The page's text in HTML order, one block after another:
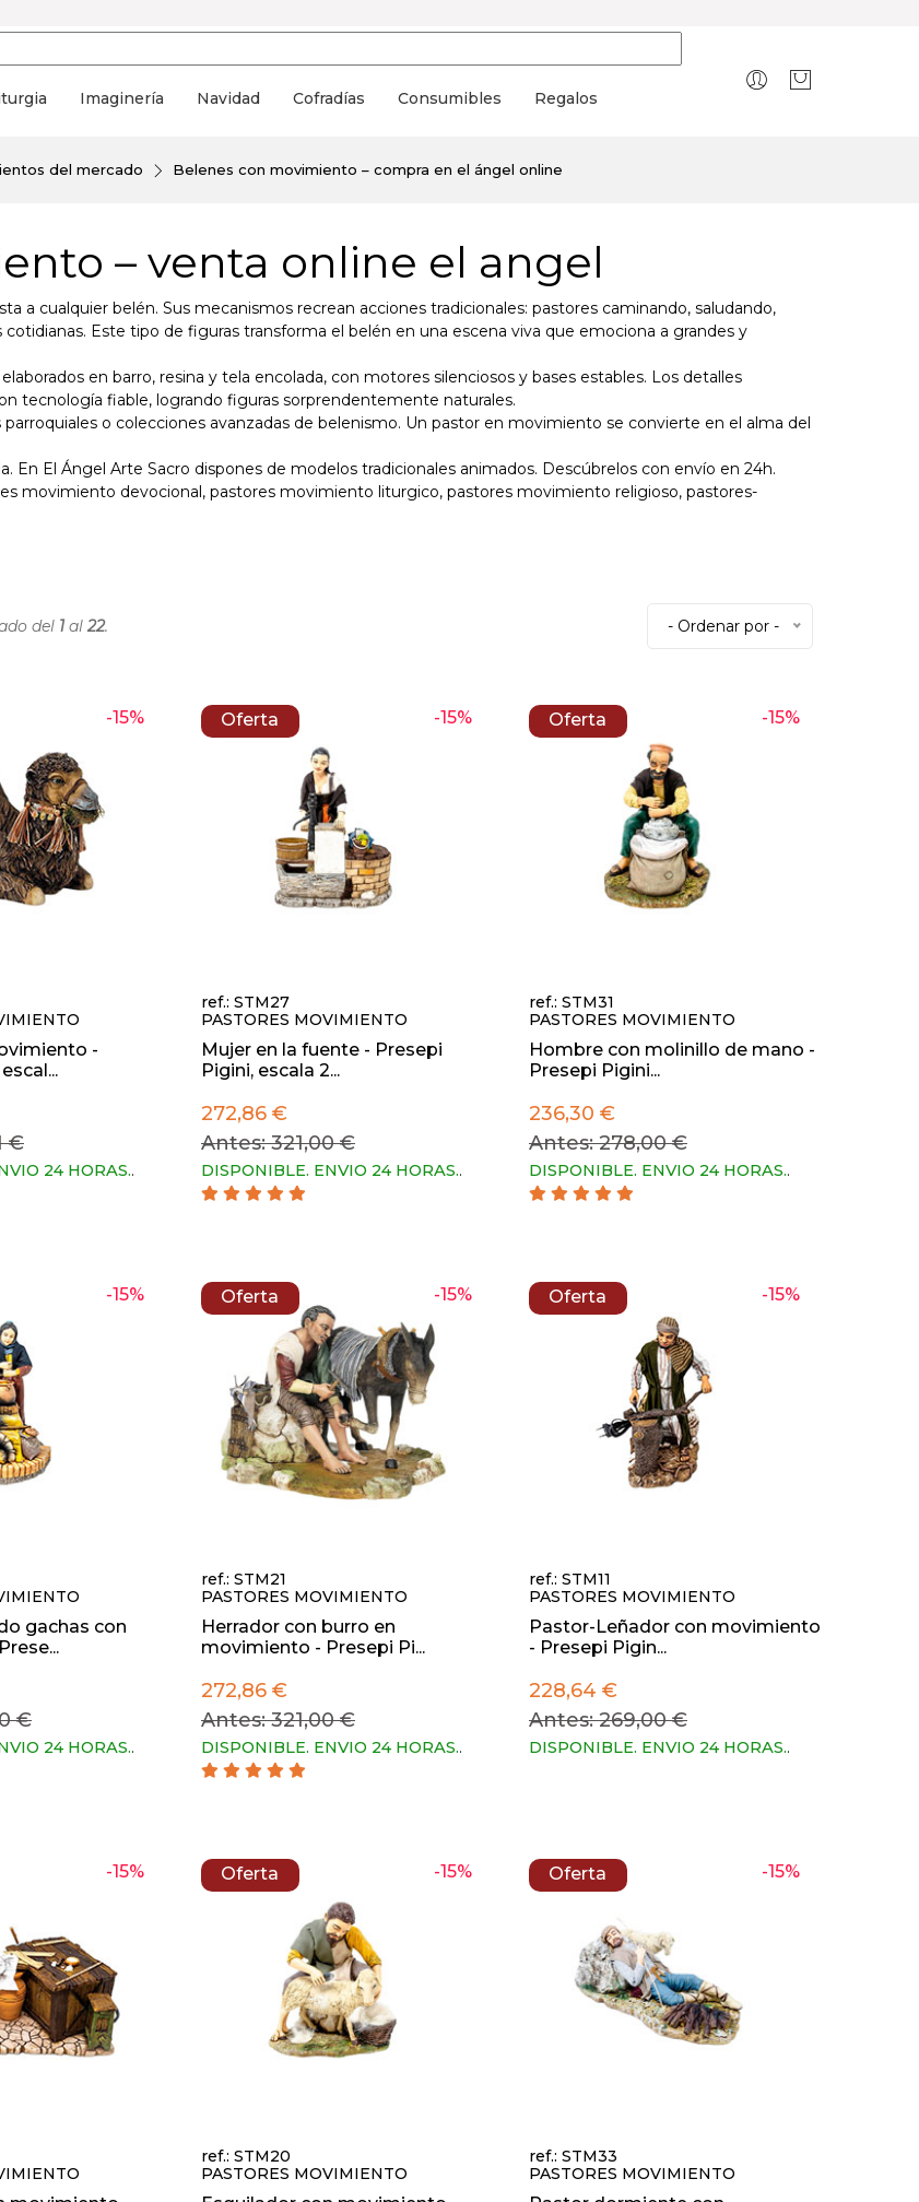
Imaginería Navidad Cofradías Consumibles Regalos
del mercado Belenes con movimiento – compra en el ángel online
– venta online el angel
a cualquier belén. Sus mecanismos recrean acciones tradicionales: pastores caminando, saludando,
Este tipo de figuras transforma el belén en una escena viva que emociona a grandes y
en barro, resina y tela encolada, con motores silenciosos y bases estables. Los detalles
tecnología fiable, logrando figuras sorprendentemente naturales.
parroquiales o colecciones avanzadas de belenismo. Un pastor en movimiento se convierte en el alma del
El Ángel Arte Sacro dispones de modelos tradicionales animados. Descúbrelos con envío en 24h.
movimiento devocional, pastores movimiento liturgico, pastores movimiento religioso, pastores-
del 1 al 22. - Ordenar por -
-15%
-
€
24 HORAS..
-15%
Oferta
ref.: STM27
PASTORES MOVIMIENTO
Mujer en la fuente - Presepi
Pigini, escala 2...
272,86 €
Antes: 321,00 €
DISPONIBLE. ENVIO 24 HORAS..
-15%
Oferta
ref.: STM31
PASTORES MOVIMIENTO
Hombre con molinillo de mano -
Presepi Pigini...
236,30 €
Antes: 278,00 €
DISPONIBLE. ENVIO 24 HORAS..
-15%
gachas con
€
24 HORAS..
-15%
Oferta
ref.: STM21
PASTORES MOVIMIENTO
Herrador con burro en
movimiento - Presepi Pi...
272,86 €
Antes: 321,00 €
DISPONIBLE. ENVIO 24 HORAS..
-15%
Oferta
ref.: STM11
PASTORES MOVIMIENTO
Pastor-Leñador con movimiento
- Presepi Pigin...
228,64 €
Antes: 269,00 €
DISPONIBLE. ENVIO 24 HORAS..
-15% -15%
Oferta
ref.: STM20
PASTORES MOVIMIENTO
-15%
Oferta
ref.: STM33
PASTORES MOVIMIENTO